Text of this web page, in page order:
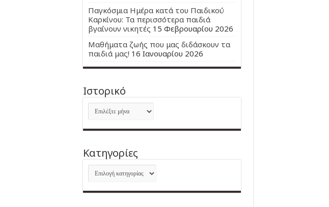
Παγκόσμια Ημέρα κατά του Παιδικού
Καρκίνου: Τα περισσότερα παιδιά
βγαίνουν νικητές 15 Φεβρουαρίου 2026
Μαθήματα ζωής που μας διδάσκουν τα
παιδιά μας! 16 Ιανουαρίου 2026
Ιστορικό
Ιστορικό
Kατηγορίες
Kατηγορίες